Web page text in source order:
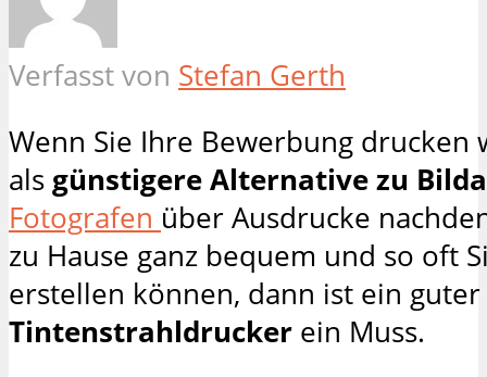
Verfasst von Stefan Gerth
Wenn Sie Ihre Bewerbung drucken
als günstigere Alternative zu
Fotografen über Ausdrucke
zu Hause ganz bequem und so oft
erstellen können, dann ist ein guter
Tintenstrahldrucker ein Muss.